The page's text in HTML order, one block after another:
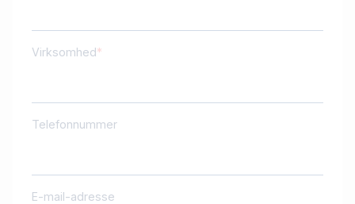
Virksomhed
Telefonnummer
E-mail-adresse